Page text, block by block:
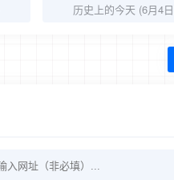
历史上的今天 (6月4